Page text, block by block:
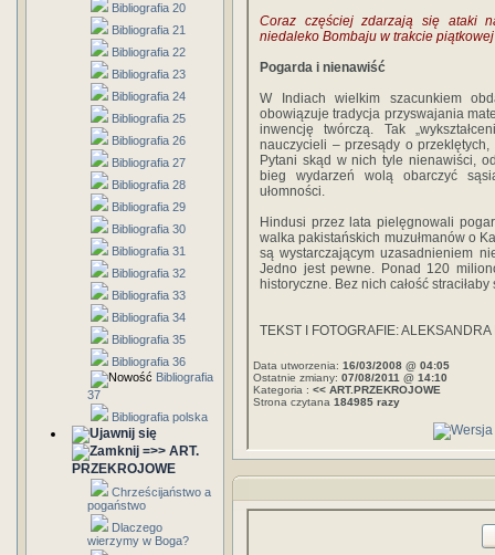
Bibliografia 20
Bibliografia 21
Bibliografia 22
Bibliografia 23
Bibliografia 24
Bibliografia 25
Bibliografia 26
Bibliografia 27
Bibliografia 28
Bibliografia 29
Bibliografia 30
Bibliografia 31
Bibliografia 32
Bibliografia 33
Bibliografia 34
Bibliografia 35
Bibliografia 36
Bibliografia
37
Bibliografia polska
=>> ART.
PRZEKROJOWE
Chrześcijaństwo a
pogaństwo
Dlaczego
wierzymy w Boga?
Coraz częściej zdarzają się ataki
niedaleko Bombaju w trakcie
Pogarda i nienawiść
W Indiach wielkim szacunkiem
obowiązuje tradycja przyswajania
inwencję twórczą. Tak
nauczycieli – przesądy o
Pytani skąd w nich tyle nienawiści,
bieg wydarzeń wolą obarczyć
ułomności.
Hindusi przez lata pielęgnowali
walka pakistańskich muzułmanów o
są wystarczającym uzasadnieniem
Jedno jest pewne. Ponad 120
historyczne. Bez nich całość straciłaby
TEKST I FOTOGRAFIE: ALEKSANDRA
Data utworzenia: 16/03/2008 @ 04:05
Ostatnie zmiany: 07/08/2011 @ 14:10
Kategoria : << ART.PRZEKROJOWE
Strona czytana 184985 razy